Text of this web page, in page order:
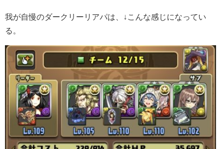
我が自慢のダークリーリアパは、↓こんな感じになってい
る。